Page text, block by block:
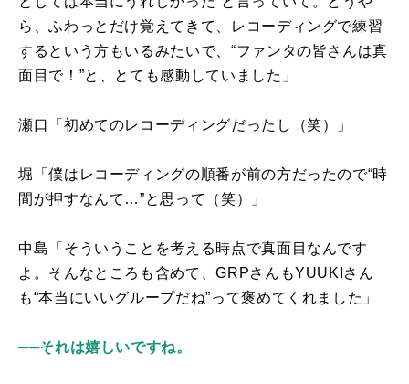
ら、ふわっとだけ覚えてきて、レコーディングで練習
するという方もいるみたいで、“ファンタの皆さんは真
面目で！”と、とても感動していました」
瀬口「初めてのレコーディングだったし（笑）」
堀「僕はレコーディングの順番が前の方だったので“時
間が押すなんて…”と思って（笑）」
中島「そういうことを考える時点で真面目なんです
よ。そんなところも含めて、GRPさんもYUUKI さん
も“本当にいいグループだね”って褒めてくれました」
──それは嬉しいですね。